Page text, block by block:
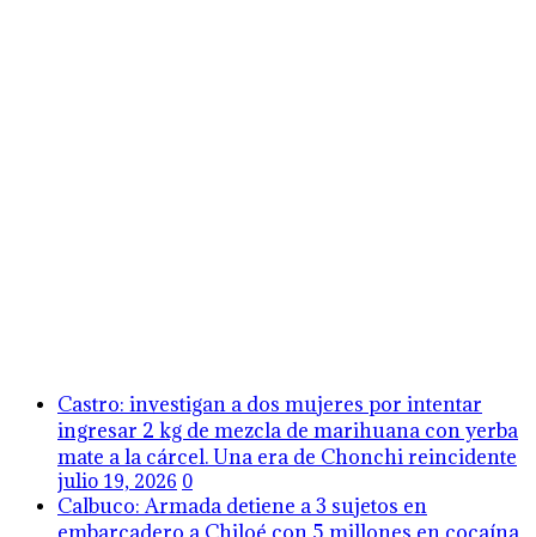
Castro: investigan a dos mujeres por intentar
ingresar 2 kg de mezcla de marihuana con yerba
mate a la cárcel. Una era de Chonchi reincidente
julio 19, 2026 0
Calbuco: Armada detiene a 3 sujetos en